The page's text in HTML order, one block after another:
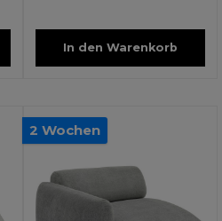
In den Warenkorb
2 Wochen